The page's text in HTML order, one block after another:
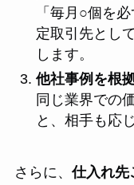
「毎月○個を
定取引先とし
します。
他社事例を根
同じ業界での
と、相手も応
さらに、仕入れ先